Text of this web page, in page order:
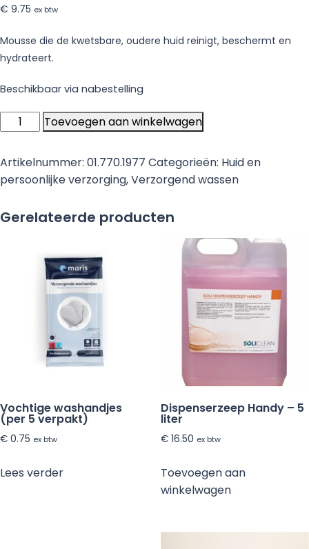
€ 9.75 ex btw
Mousse die de kwetsbare, oudere huid reinigt, beschermt en
hydrateert.
Beschikbaar via nabestelling
Tena
ProSkin
Wash
Mousse
|
ml
Toevoegen aan winkelwagen
Artikelnummer: 01.770.1977 Categorieën: Huid en
persoonlijke verzorging,Verzorgend wassen
Gerelateerde producten
Vochtige washandjes
(per 5 verpakt)
€ 0.75 ex btw
Lees verder
Dispenserzeep Handy – 5
liter
€16.50 ex btw
Toevoegen aan
winkelwagen